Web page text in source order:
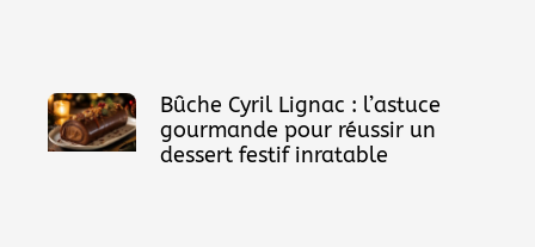
Bûche Cyril Lignac : l’astuce
gourmande pour réussir un
dessert festif inratable